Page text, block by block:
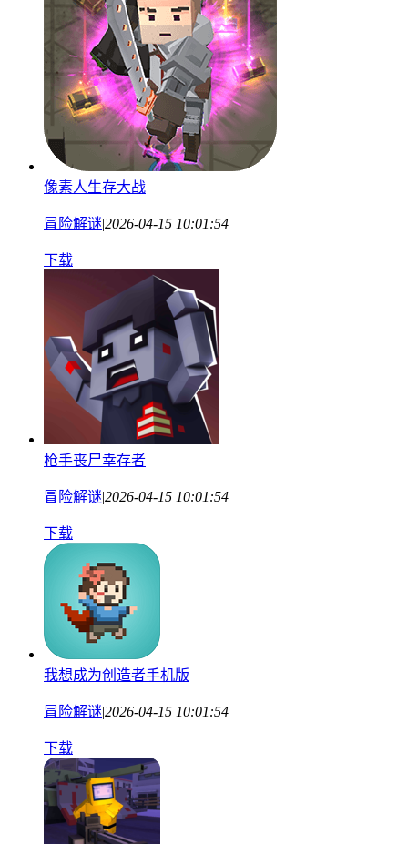
像素人生存大战
冒险解谜|2026-04-15 10:01:54
下载
枪手丧尸幸存者
冒险解谜|2026-04-15 10:01:54
下载
我想成为创造者手机版
冒险解谜|2026-04-15 10:01:54
下载